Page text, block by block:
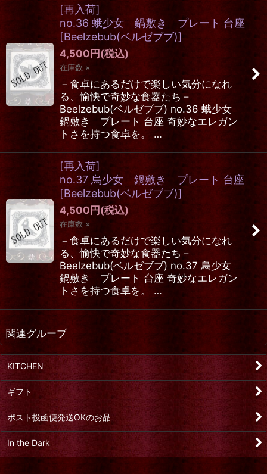
[再入荷]
no.36 蛾少女 鍋敷き プレート 台座
[Beelzebub(ベルゼブブ)]
4,500円(税込)
在庫数 ×
－食卓にあるだけで楽しい気分になれ
る、愉快で奇妙な食器たち－
Beelzebub(ベルゼブブ) no.36 蛾少女
鍋敷き プレート 台座 奇妙なエレガン
トさを持つ食卓を。 …
[再入荷]
no.37 烏少女 鍋敷き プレート 台座
[Beelzebub(ベルゼブブ)]
4,500円(税込)
在庫数 ×
－食卓にあるだけで楽しい気分になれ
る、愉快で奇妙な食器たち－
Beelzebub(ベルゼブブ) no.37 烏少女
鍋敷き プレート 台座 奇妙なエレガン
トさを持つ食卓を。 …
関連グループ
KITCHEN
ギフト
ポスト投函便発送OKのお品
In the Dark